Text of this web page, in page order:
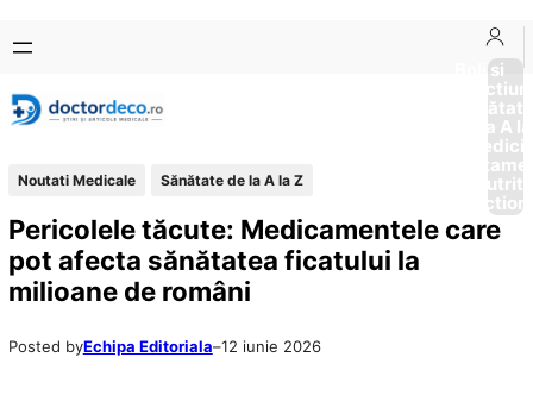
conținut
content
Boli si
Afectiuni
Sănătate
de la A
Noutati Medicale Sănătate de la A la Z
Pericolele tăcute: Medicamentele care
pot afecta sănătatea ficatului la
milioane de români
Posted byEchipa Editoriala–12 iunie 2026